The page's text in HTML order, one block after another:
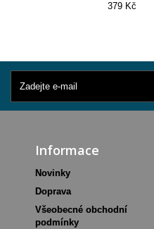
379 Kč
Informace
Novinky
Doprava
Všeobecné obchodní
podmínky